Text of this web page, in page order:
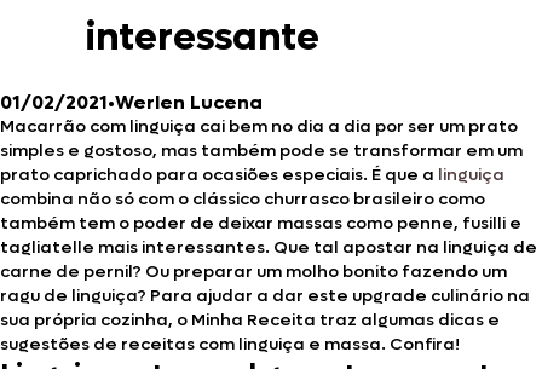
interessante
01/02/2021•Werlen Lucena
Macarrão com linguiça cai bem no dia a dia por ser um prato
simples e gostoso, mas também pode se transformar em um
prato caprichado para ocasiões especiais. É que a linguiça
combina não só com o clássico churrasco brasileiro como
também tem o poder de deixar massas como penne, fusilli e
tagliatelle mais interessantes. Que tal apostar na linguiça de
carne de pernil? Ou preparar um molho bonito fazendo um
ragu de linguiça? Para ajudar a dar este upgrade culinário na
sua própria cozinha, o Minha Receita traz algumas dicas e
sugestões de receitas com linguiça e massa. Confira!